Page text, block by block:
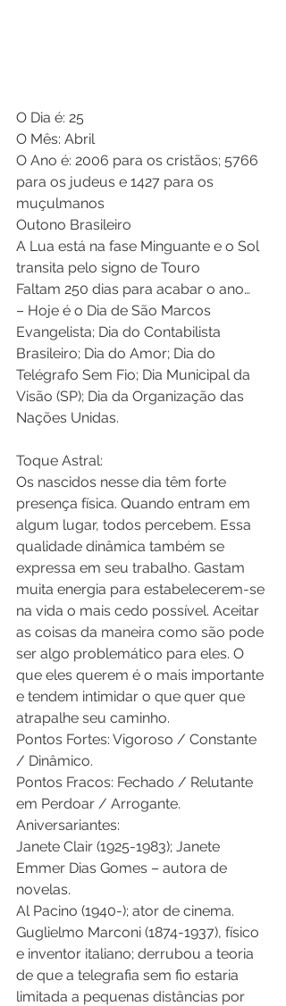
O Dia é: 25
O Mês: Abril
O Ano é: 2006 para os cristãos; 5766
para os judeus e 1427 para os
muçulmanos
Outono Brasileiro
A Lua está na fase Minguante e o Sol
transita pelo signo de Touro
Faltam 250 dias para acabar o ano…
– Hoje é o Dia de São Marcos
Evangelista; Dia do Contabilista
Brasileiro; Dia do Amor; Dia do
Telégrafo Sem Fio; Dia Municipal da
Visão (SP); Dia da Organização das
Nações Unidas.
Toque Astral:
Os nascidos nesse dia têm forte
presença física. Quando entram em
algum lugar, todos percebem. Essa
qualidade dinâmica também se
expressa em seu trabalho. Gastam
muita energia para estabelecerem-se
na vida o mais cedo possível. Aceitar
as coisas da maneira como são pode
ser algo problemático para eles. O
que eles querem é o mais importante
e tendem intimidar o que quer que
atrapalhe seu caminho.
Pontos Fortes: Vigoroso / Constante
/ Dinâmico.
Pontos Fracos: Fechado / Relutante
em Perdoar / Arrogante.
Aniversariantes:
Janete Clair (1925-1983); Janete
Emmer Dias Gomes – autora de
novelas.
Al Pacino (1940-); ator de cinema.
Guglielmo Marconi (1874-1937), físico
e inventor italiano; derrubou a teoria
de que a telegrafia sem fio estaria
limitada a pequenas distâncias por